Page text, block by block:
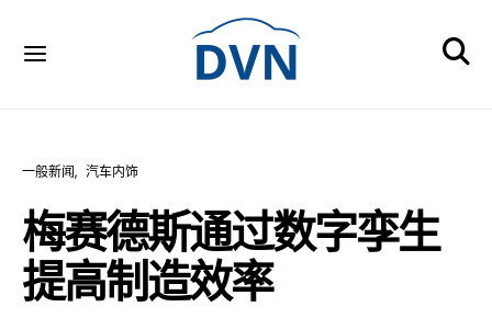
一般新闻 汽车内饰
梅赛德斯通过数字孪生
提高制造效率